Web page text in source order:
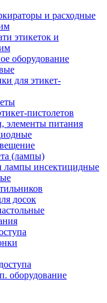
и расходные
этикеток и
оборудование
для этикет-
пистолетов
элементы питания
(лампы)
лампы инсектицидные
досок
оборудование